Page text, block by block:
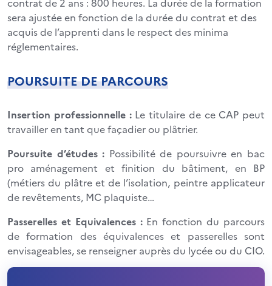
sera ajustée en fonction de la durée du contrat et des
acquis de l’apprenti dans le respect des minima
réglementaires.
POURSUITE DE PARCOURS
Insertion professionnelle :Le titulaire de ce CAP peut
travailler en tant que façadier ou plâtrier.
Poursuite d’études : Possibilité de poursuivre en bac
pro aménagement et finition du bâtiment, en BP
(métiers du plâtre et de l’isolation, peintre applicateur
de revêtements, MC plaquiste…
Passerelles et Equivalences :En fonction du parcours
de formation des équivalences et passerelles sont
envisageables, se renseigner auprès du lycée ou du CIO.